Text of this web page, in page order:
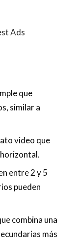
que
similar a
video que
entre 2 y 5
pueden
combina una
más